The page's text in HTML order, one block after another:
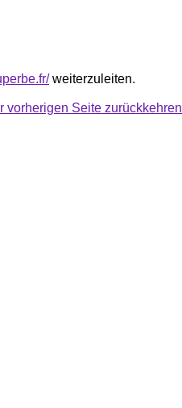
weiterzuleiten.
vorherigen Seite zurückkehren